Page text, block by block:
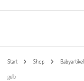
Hoizmadl
Start Shop Babyartikel
gelb